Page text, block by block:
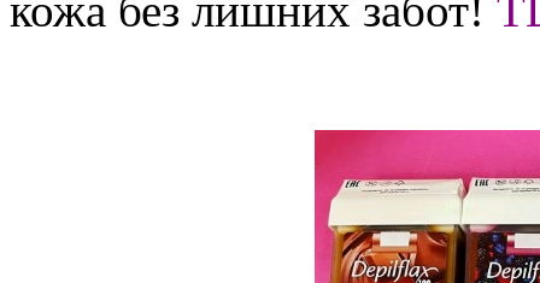
кожа без лишних забот!